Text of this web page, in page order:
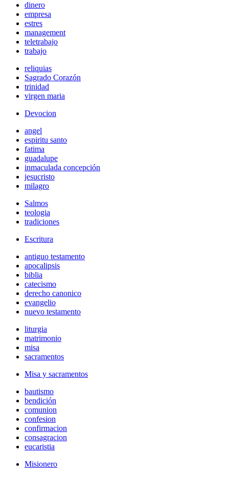
dinero
empresa
estres
management
teletrabajo
trabajo
reliquias
Sagrado Corazón
trinidad
virgen maria
Devocion
angel
espiritu santo
fatima
guadalupe
inmaculada concepción
jesucristo
milagro
Salmos
teologia
tradiciones
Escritura
antiguo testamento
apocalipsis
biblia
catecismo
derecho canonico
evangelio
nuevo testamento
liturgia
matrimonio
misa
sacramentos
Misa y sacramentos
bautismo
bendición
comunion
confesion
confirmacion
consagracion
eucaristia
Misionero